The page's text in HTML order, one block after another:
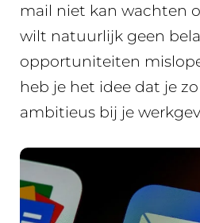
mail niet kan wachten
wilt natuurlijk geen
opportuniteiten
heb je het idee dat je
ambitieus bij je